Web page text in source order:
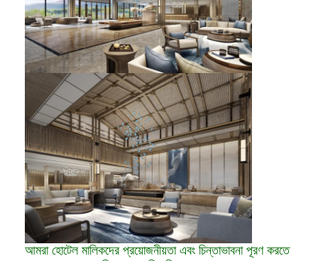
আমরা হোটেল মালিকদের প্রয়োজনীয়তা এবং চিন্তাভাবনা পূরণ করতে